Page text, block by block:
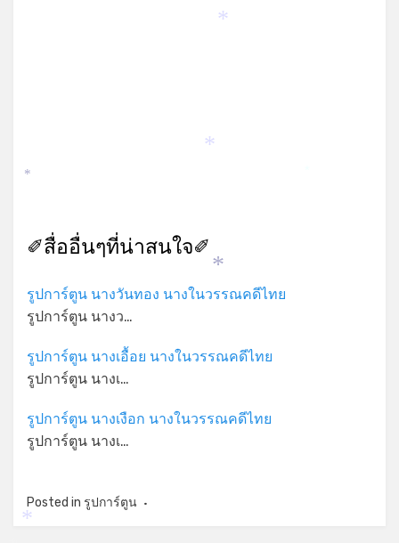
✐สื่ออื่นๆที่น่าสนใจ✐
รูปการ์ตูน นางวันทอง นางในวรรณคดีไทย
รูปการ์ตูน นางว…
รูปการ์ตูน นางเอื้อย นางในวรรณคดีไทย
รูปการ์ตูน นางเ…
รูปการ์ตูน นางเงือก นางในวรรณคดีไทย
รูปการ์ตูน นางเ…
Posted in รูปการ์ตูน